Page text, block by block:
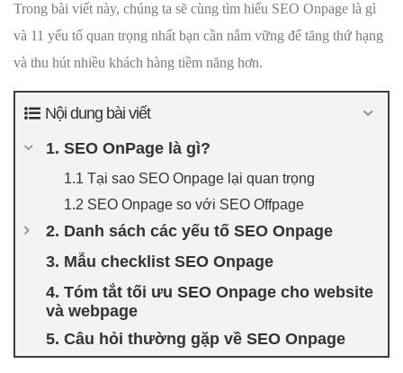
Trong bài viết này, chúng ta sẽ cùng tìm hiểu SEO Onpage là gì
và 11 yếu tố quan trọng nhất bạn cần nắm vững để tăng thứ hạng
và thu hút nhiều khách hàng tiềm năng hơn.
Nội dung bài viết
1. SEO OnPage là gì?
1.1 Tại sao SEO Onpage lại quan trọng
1.2 SEO Onpage so với SEO Offpage
2. Danh sách các yếu tố SEO Onpage
3. Mẫu checklist SEO Onpage
4. Tóm tắt tối ưu SEO Onpage cho website
và webpage
5. Câu hỏi thường gặp về SEO Onpage